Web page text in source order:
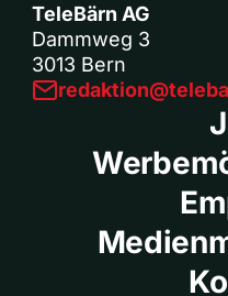
TeleBärn AG
Dammweg 3
3013 Bern